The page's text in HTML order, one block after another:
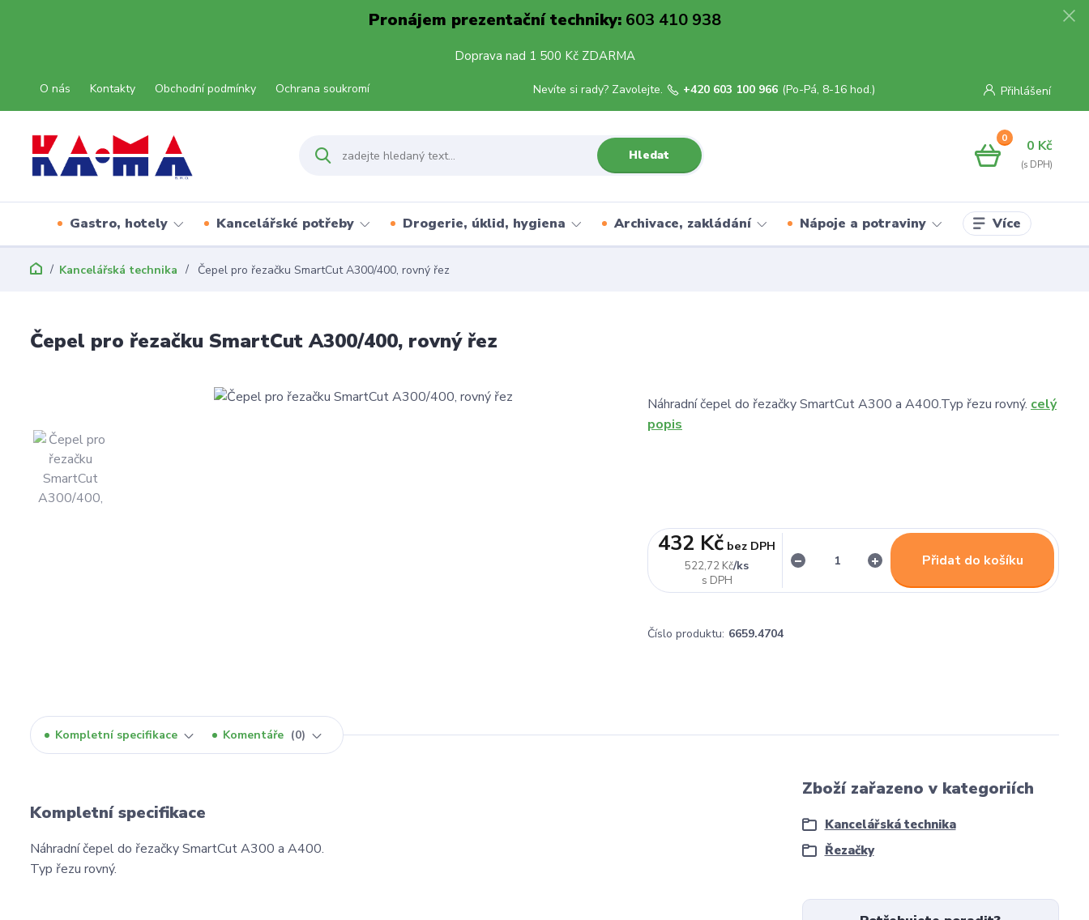
Pronájem prezentační techniky:603 410 938
Doprava nad 1 500 Kč ZDARMA
O nás Kontakty Obchodní podmínky Ochrana soukromí Přihlášení
Hledat
Nevíte si rady? Zavolejte. +420 603 100 966 (Po-Pá, 8-16 hod.)
0 0 Kč
Gastro, hotely Kancelářské potřeby Drogerie, úklid, hygiena Archivace, zakládání Nápoje a potraviny Více
Kancelářská technika Čepel pro řezačku SmartCut A300/400, rovný řez
Čepel pro řezačku SmartCut A300/400, rovný řez
Náhradní čepel do řezačky SmartCut A300 a A400.Typ řezu rovný. celý
popis
522,72 Kč/ks
432 Kč bez DPH
Přidat do košíku
Číslo produktu: 6659.4704
Kompletní specifikace Komentáře 0
Kompletní specifikace
Náhradní čepel do řezačky SmartCut A300 a A400.
Typ řezu rovný.
Zboží zařazeno v kategoriích
Kancelářská technika
Řezačky